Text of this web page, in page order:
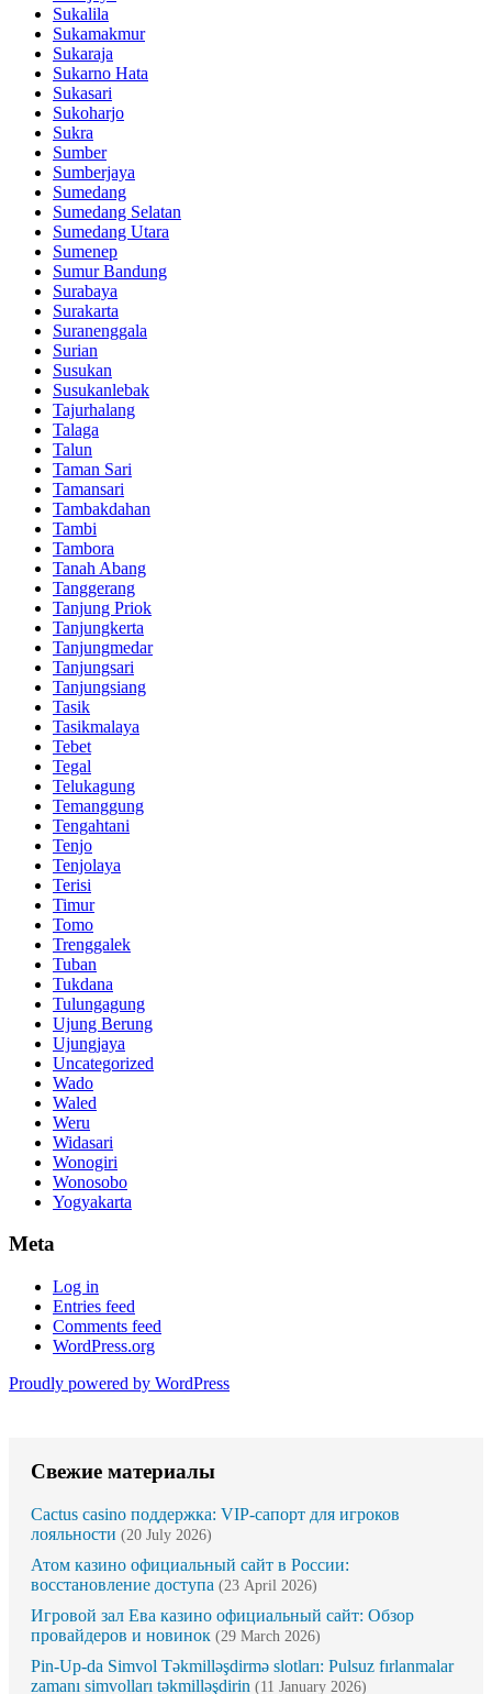
Sukalila
Sukamakmur
Sukaraja
Sukarno Hata
Sukasari
Sukoharjo
Sukra
Sumber
Sumberjaya
Sumedang
Sumedang Selatan
Sumedang Utara
Sumenep
Sumur Bandung
Surabaya
Surakarta
Suranenggala
Surian
Susukan
Susukanlebak
Tajurhalang
Talaga
Talun
Taman Sari
Tamansari
Tambakdahan
Tambi
Tambora
Tanah Abang
Tanggerang
Tanjung Priok
Tanjungkerta
Tanjungmedar
Tanjungsari
Tanjungsiang
Tasik
Tasikmalaya
Tebet
Tegal
Telukagung
Temanggung
Tengahtani
Tenjo
Tenjolaya
Terisi
Timur
Tomo
Trenggalek
Tuban
Tukdana
Tulungagung
Ujung Berung
Ujungjaya
Uncategorized
Wado
Waled
Weru
Widasari
Wonogiri
Wonosobo
Yogyakarta
Meta
Log in
Entries feed
Comments feed
WordPress.org
Proudly powered by WordPress
Свежие материалы
Cactus casino поддержка: VIP-сапорт для игроков
лояльности (20 July 2026)
Атом казино официальный сайт в России:
восстановление доступа (23 April 2026)
Игровой зал Ева казино официальный сайт: Обзор
провайдеров и новинок (29 March 2026)
Pin-Up-da Simvol Təkmilləşdirmə slotları: Pulsuz fırlanmalar
zamanı simvolları təkmilləşdirin (11 January 2026)